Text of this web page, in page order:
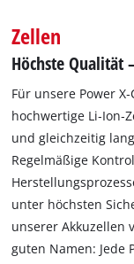
Zellen
Höchste Qualität
Für unsere Power
hochwertige
und gleichzeitig
Regelmäßige
unter höchsten
unserer Akkuzellen
guten Namen: Jede